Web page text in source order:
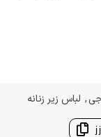
, لباس زیر زنانه